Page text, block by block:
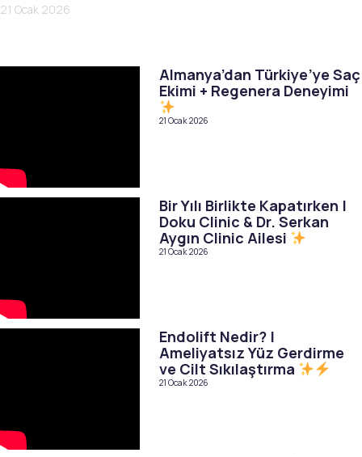
21 Ocak 2026
Almanya’dan Türkiye’ye Saç
Ekimi + Regenera Deneyimi
21 Ocak 2026
Bir Yılı Birlikte Kapatırken |
Doku Clinic & Dr. Serkan
Aygın Clinic Ailesi
21 Ocak 2026
Endolift Nedir? |
Ameliyatsız Yüz Gerdirme
ve Cilt Sıkılaştırma
21 Ocak 2026